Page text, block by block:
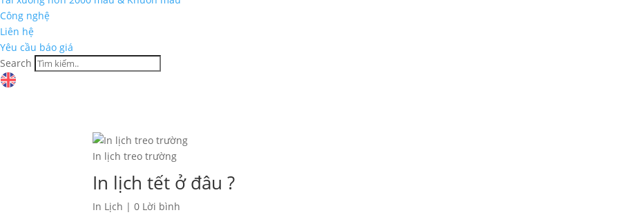
Công nghệ
Liên hệ
Yêu cầu báo giá
Search
In lịch treo trường
In lịch tết ở đâu ?
In Lịch |0 Lời bình